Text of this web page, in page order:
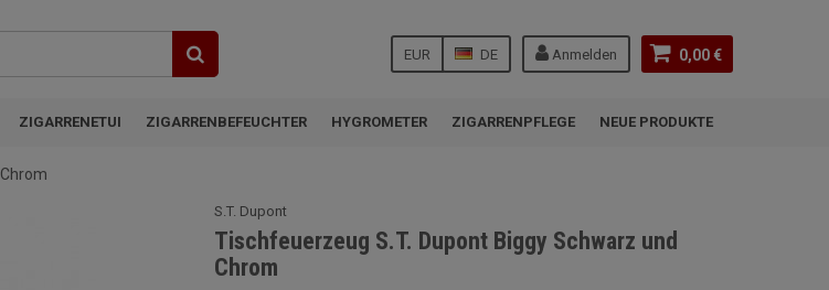
0,00 €
Anmelden
DE
EUR
ZIGARRENETUI ZIGARRENBEFEUCHTER HYGROMETER ZIGARRENPFLEGE NEUE PRODUKTE
S.T. Dupont
Tischfeuerzeug S.T. Dupont Biggy Schwarz und
Chrom